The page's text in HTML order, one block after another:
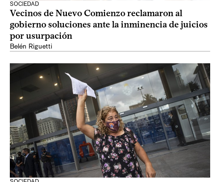
SOCIEDAD
Vecinos de Nuevo Comienzo reclamaron al
gobierno soluciones ante la inminencia de juicios
por usurpación
Belén Riguetti